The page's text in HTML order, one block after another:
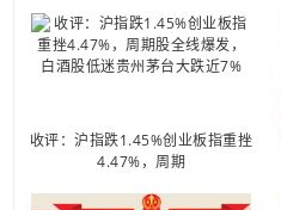
收评：沪指跌1.45%创业板指重挫
4.47%，周期